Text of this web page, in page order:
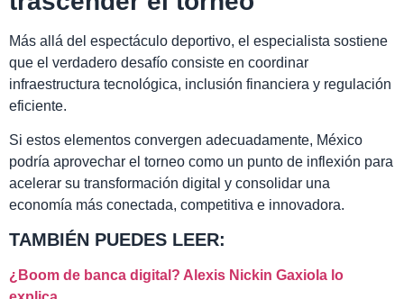
Más allá del espectáculo deportivo, el especialista sostiene
que el verdadero desafío consiste en coordinar
infraestructura tecnológica, inclusión financiera y regulación
eficiente.
Si estos elementos convergen adecuadamente, México
podría aprovechar el torneo como un punto de inflexión para
acelerar su transformación digital y consolidar una
economía más conectada, competitiva e innovadora.
TAMBIÉN PUEDES LEER:
¿Boom de banca digital? Alexis Nickin Gaxiola lo